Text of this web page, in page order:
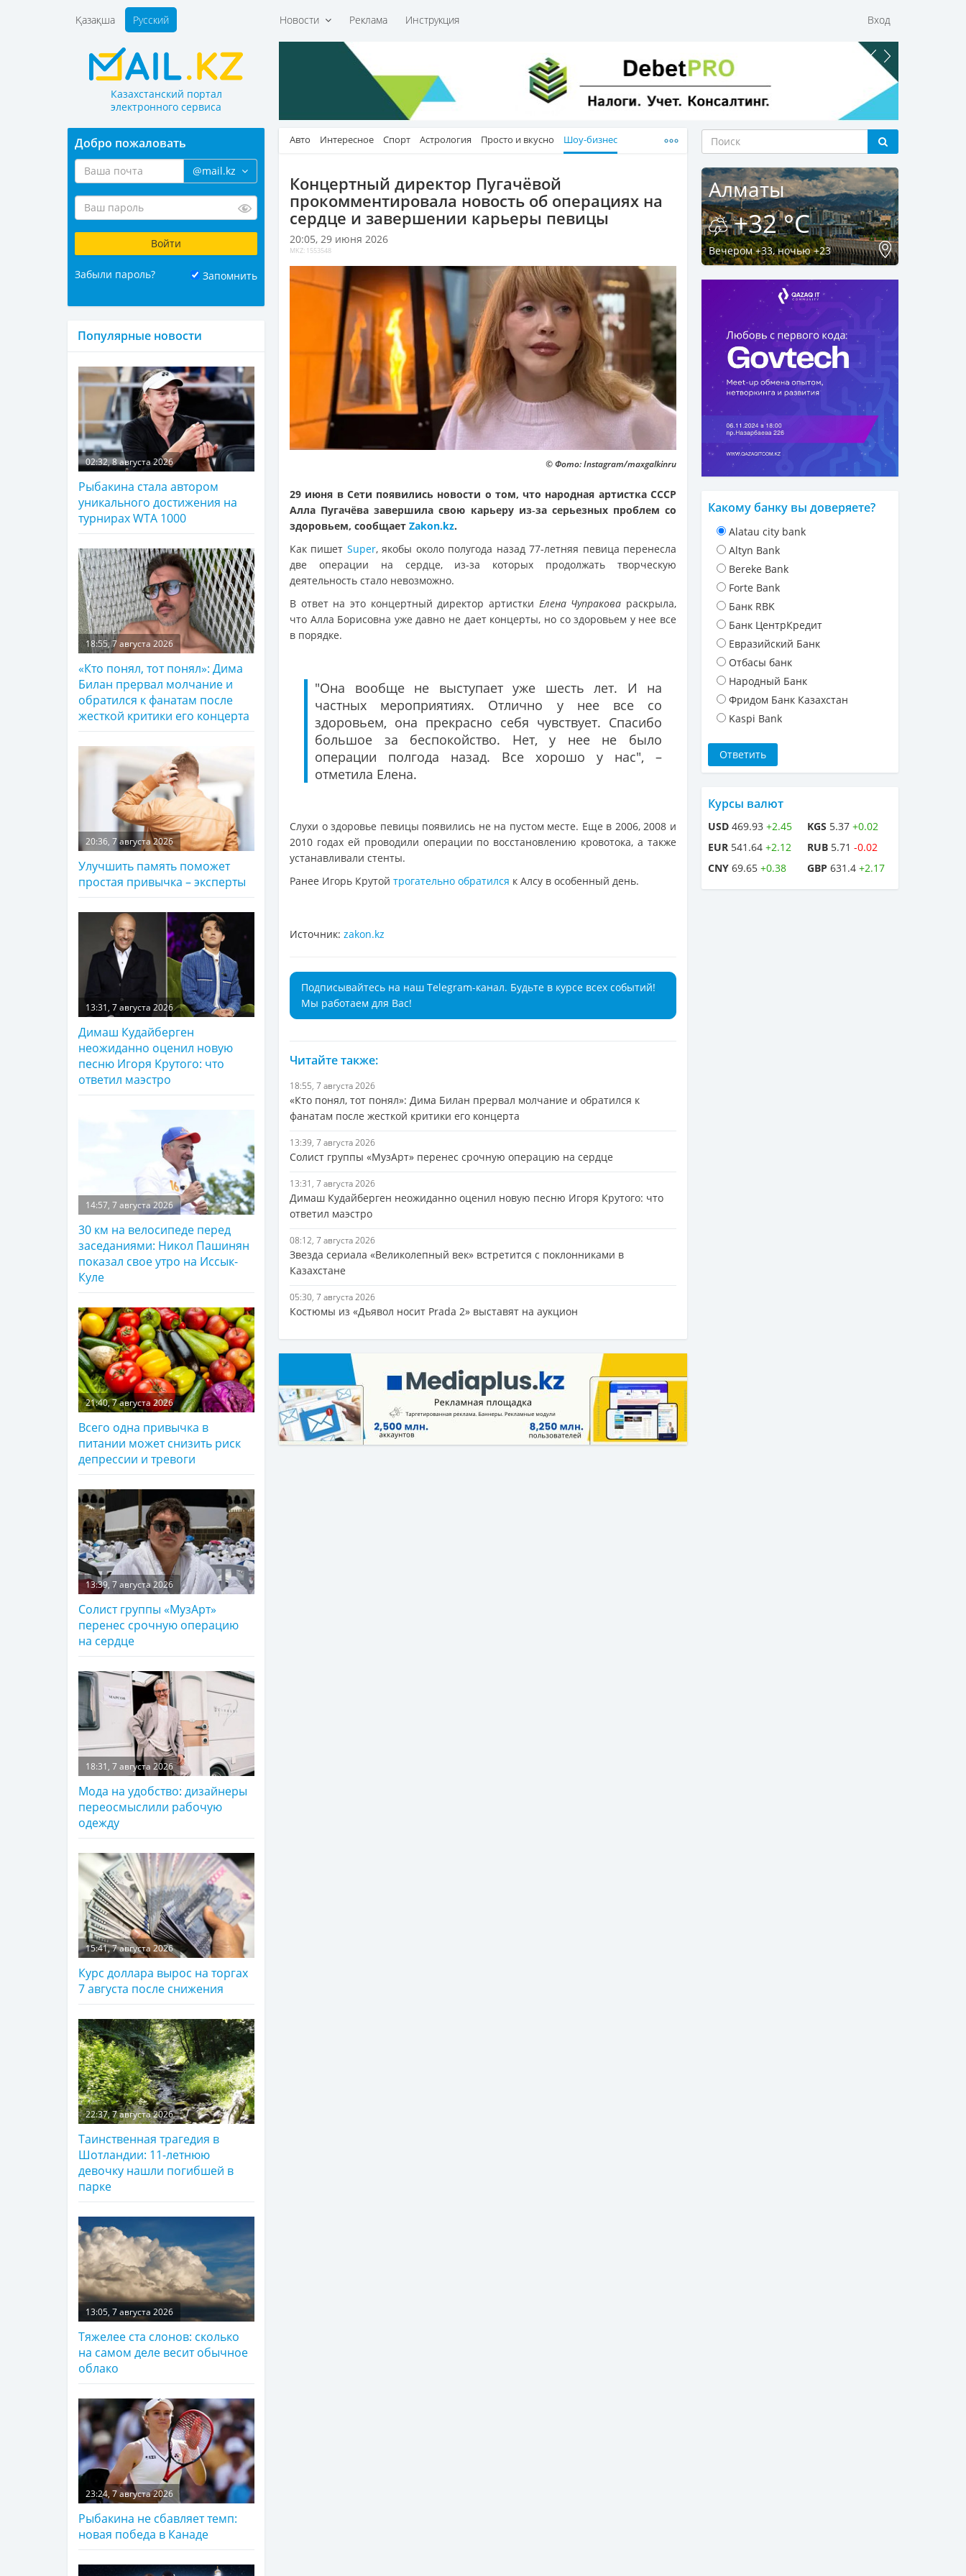
Новости Реклама Инструкция Вход
Қазақша Русский
Казахстанский портал
электронного сервиса
Авто Интересное Спорт Астрология Просто и вкусно Шоу-бизнес
Концертный директор Пугачёвой
прокомментировала новость об операциях на
сердце и завершении карьеры певицы
20:05, 29 июня 2026
MKZ: 1553548
© Фото: Instagram/maxgalkinru
29 июня в Сети появились новости о том, что народная артистка СССР
Алла Пугачёва завершила свою карьеру из‑за серьезных проблем со
здоровьем, сообщает Zakon.kz.
Как пишет Super, якобы около полугода назад 77‑летняя певица перенесла
две операции на сердце, из‑за которых продолжать творческую
деятельность стало невозможно.
В ответ на это концертный директор артистки Елена Чупракова раскрыла,
что Алла Борисовна уже давно не дает концерты, но со здоровьем у нее все
в порядке.
"Она вообще не выступает уже шесть лет. И на
частных мероприятиях. Отлично у нее все со
здоровьем, она прекрасно себя чувствует. Спасибо
большое за беспокойство. Нет, у нее не было
операции полгода назад. Все хорошо у нас", –
отметила Елена.
Слухи о здоровье певицы появились не на пустом месте. Еще в 2006, 2008 и
2010 годах ей проводили операции по восстановлению кровотока, а также
устанавливали стенты.
Ранее Игорь Крутой трогательно обратился к Алсу в особенный день.
Источник: zakon.kz
Подписывайтесь на наш Telegram-канал. Будьте в курсе всех событий!
Мы работаем для Вас!
Читайте также:
18:55, 7 августа 2026
«Кто понял, тот понял»: Дима Билан прервал молчание и обратился к
фанатам после жесткой критики его концерта
13:39, 7 августа 2026
Солист группы «МузАрт» перенес срочную операцию на сердце
13:31, 7 августа 2026
Димаш Кудайберген неожиданно оценил новую песню Игоря Крутого: что
ответил маэстро
08:12, 7 августа 2026
Звезда сериала «Великолепный век» встретится с поклонниками в
Казахстане
05:30, 7 августа 2026
Костюмы из «Дьявол носит Prada 2» выставят на аукцион
Добро пожаловать
@mail.kz
Забыли пароль? Запомнить
Популярные новости
02:32, 8 августа 2026
Рыбакина стала автором
уникального достижения на
турнирах WTA 1000
18:55, 7 августа 2026
«Кто понял, тот понял»: Дима
Билан прервал молчание и
обратился к фанатам после
жесткой критики его концерта
20:36, 7 августа 2026
Улучшить память поможет
простая привычка – эксперты
13:31, 7 августа 2026
Димаш Кудайберген
неожиданно оценил новую
песню Игоря Крутого: что
ответил маэстро
14:57, 7 августа 2026
30 км на велосипеде перед
заседаниями: Никол Пашинян
показал свое утро на Иссык-
Куле
21:40, 7 августа 2026
Всего одна привычка в
питании может снизить риск
депрессии и тревоги
13:39, 7 августа 2026
Солист группы «МузАрт»
перенес срочную операцию
на сердце
18:31, 7 августа 2026
Мода на удобство: дизайнеры
переосмыслили рабочую
одежду
15:41, 7 августа 2026
Курс доллара вырос на торгах
7 августа после снижения
22:37, 7 августа 2026
Таинственная трагедия в
Шотландии: 11-летнюю
девочку нашли погибшей в
парке
13:05, 7 августа 2026
Тяжелее ста слонов: сколько
на самом деле весит обычное
облако
23:24, 7 августа 2026
Рыбакина не сбавляет темп:
новая победа в Канаде
Алматы
+32 °C
Вечером +33, ночью +23
Какому банку вы доверяете?
Alatau city bank
Altyn Bank
Bereke Bank
Forte Bank
Банк RBK
Банк ЦентрКредит
Евразийский Банк
Отбасы банк
Народный Банк
Фридом Банк Казахстан
Kaspi Bank
Курсы валют
USD 469.93 +2.45
EUR 541.64 +2.12
CNY 69.65 +0.38
KGS 5.37 +0.02
RUB 5.71 -0.02
GBP 631.4 +2.17